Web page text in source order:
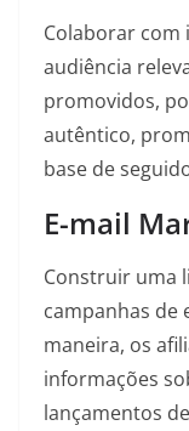
Colaborar com
audiência
promovidos,
autêntico,
base de
E-mail
Construir uma
campanhas de
maneira, os
informações
lançamentos